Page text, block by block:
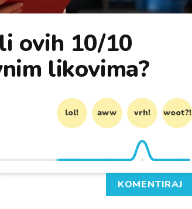
ovih 10/10
likovima?
lol! aww vrh! woot?!
KOMENTIRAJ